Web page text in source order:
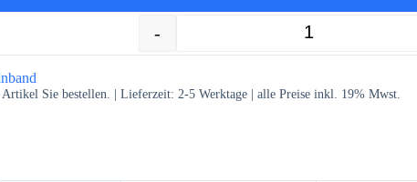
25 St. Textiletiketten Schuhgröße
-
Artikel Sie bestellen. | Lieferzeit: 2-5 Werktage | alle Preise inkl. 19% Mwst.